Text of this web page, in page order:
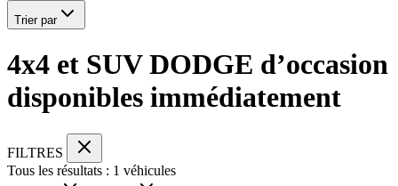
Trier par
4x4 et SUV DODGE d’occasion
disponibles immédiatement
FILTRES
Tous les résultats : 1 véhicules